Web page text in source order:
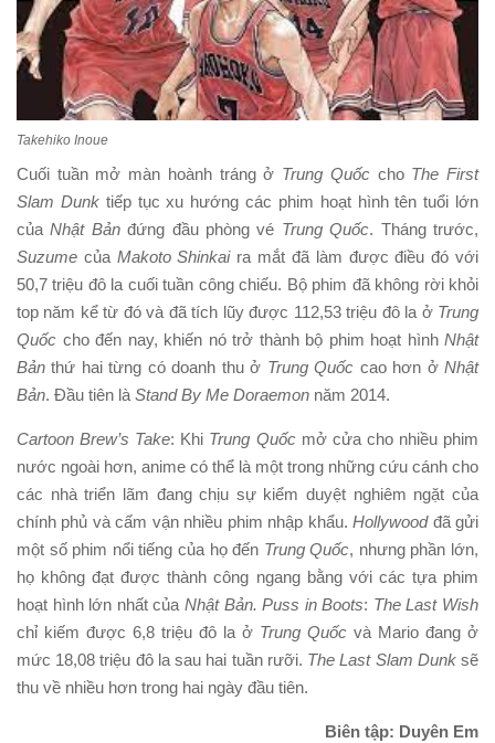
Takehiko Inoue
Cuối tuần mở màn hoành tráng ở Trung Quốc cho The First
Slam Dunktiếp tục xu hướng các phim hoạt hình tên tuổi lớn
củaNhật Bảnđứng đầu phòng vé Trung Quốc. Tháng trước,
Suzume của Makoto Shinkaira mắt đã làm được điều đó với
50,7 triệu đô la cuối tuần công chiếu. Bộ phim đã không rời khỏi
top năm kể từ đó và đã tích lũy được 112,53 triệu đô la ở Trung
Quốc cho đến nay, khiến nó trở thành bộ phim hoạt hình Nhật
Bản thứ hai từng có doanh thu ở Trung Quốc cao hơn ởNhật
Bản. Đầu tiên là Stand By Me Doraemon năm 2014.
Cartoon Brew’s Take: Khi Trung Quốcmở cửa cho nhiều phim
nước ngoài hơn, anime có thể là một trong những cứu cánh cho
các nhà triển lãm đang chịu sự kiểm duyệt nghiêm ngặt của
chính phủ và cấm vận nhiều phim nhập khẩu.Hollywood đã gửi
một số phim nổi tiếng của họ đến Trung Quốc, nhưng phần lớn,
họ không đạt được thành công ngang bằng với các tựa phim
hoạt hình lớn nhất của Nhật Bản. Puss in Boots: The Last Wish
chỉ kiếm được 6,8 triệu đô la ở Trung Quốc và Mario đang ở
mức 18,08 triệu đô la sau hai tuần rưỡi. The Last Slam Dunksẽ
thu về nhiều hơn trong hai ngày đầu tiên.
Biên tập: Duyên Em